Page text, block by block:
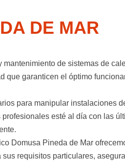
DE MAR
de sistemas de
que garanticen el óptimo
para manipular instalaciones
esté al día con las
Domusa Pineda de Mar
requisitos particulares,